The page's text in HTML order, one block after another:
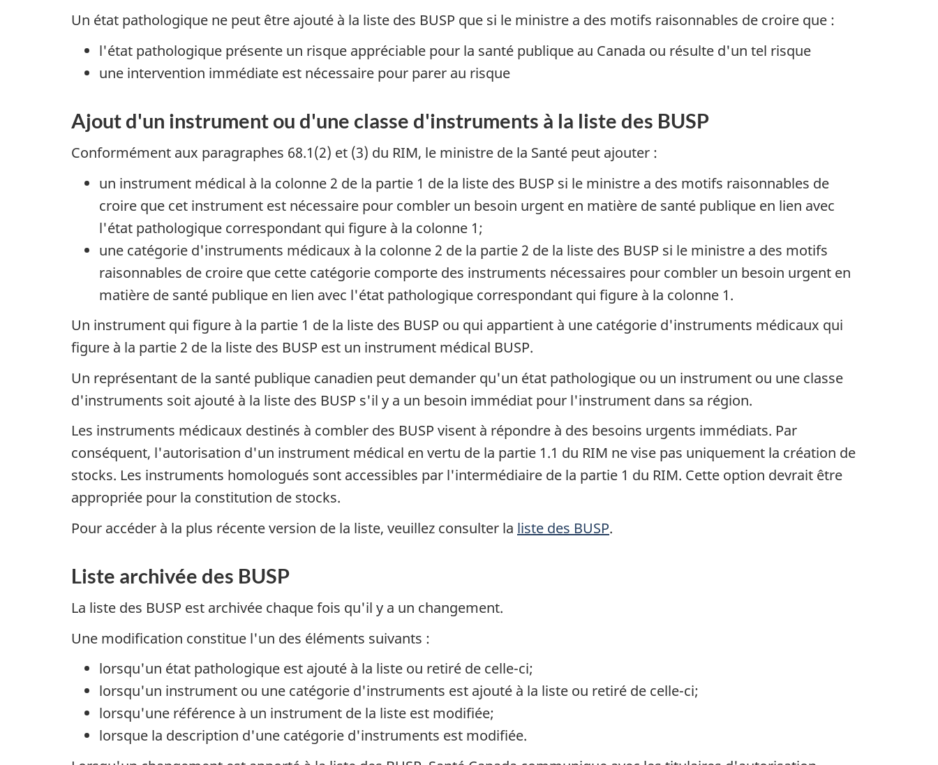
Un état pathologique ne peut être ajouté à la liste des BUSP que si le ministre a des motifs raisonnables de croire que :
l'état pathologique présente un risque appréciable pour la santé publique au Canada ou résulte d'un tel risque
une intervention immédiate est nécessaire pour parer au risque
Ajout d'un instrument ou d'une classe d'instruments à la liste des BUSP
Conformément aux paragraphes 68.1(2) et (3) du RIM, le ministre de la Santé peut ajouter :
un instrument médical à la colonne 2 de la partie 1 de la liste des BUSP si le ministre a des motifs raisonnables de
croire que cet instrument est nécessaire pour combler un besoin urgent en matière de santé publique en lien avec
l'état pathologique correspondant qui figure à la colonne 1;
une catégorie d'instruments médicaux à la colonne 2 de la partie 2 de la liste des BUSP si le ministre a des motifs
raisonnables de croire que cette catégorie comporte des instruments nécessaires pour combler un besoin urgent en
matière de santé publique en lien avec l'état pathologique correspondant qui figure à la colonne 1.
Un instrument qui figure à la partie 1 de la liste des BUSP ou qui appartient à une catégorie d'instruments médicaux qui
figure à la partie 2 de la liste des BUSP est un instrument médical BUSP.
Un représentant de la santé publique canadien peut demander qu'un état pathologique ou un instrument ou une classe
d'instruments soit ajouté à la liste des BUSP s'il y a un besoin immédiat pour l'instrument dans sa région.
Les instruments médicaux destinés à combler des BUSP visent à répondre à des besoins urgents immédiats. Par
conséquent, l'autorisation d'un instrument médical en vertu de la partie 1.1 du RIM ne vise pas uniquement la création de
stocks. Les instruments homologués sont accessibles par l'intermédiaire de la partie 1 du RIM. Cette option devrait être
appropriée pour la constitution de stocks.
Pour accéder à la plus récente version de la liste, veuillez consulter la liste des BUSP.
Liste archivée des BUSP
La liste des BUSP est archivée chaque fois qu'il y a un changement.
Une modification constitue l'un des éléments suivants :
lorsqu'un état pathologique est ajouté à la liste ou retiré de celle-ci;
lorsqu'un instrument ou une catégorie d'instruments est ajouté à la liste ou retiré de celle-ci;
lorsqu'une référence à un instrument de la liste est modifiée;
lorsque la description d'une catégorie d'instruments est modifiée.